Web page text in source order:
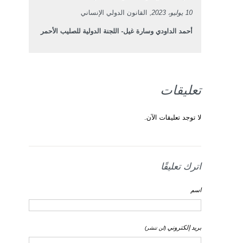
10 يوليو، 2023 , القانون الدولي الإنساني
أحمد الداودي وسارة غيل- اللجنة الدولية للصليب الأحمر
تعليقات
لا توجد تعليقات الآن.
اترك تعليقًا
اسم
بريد إلكتروني (لن تنشر)